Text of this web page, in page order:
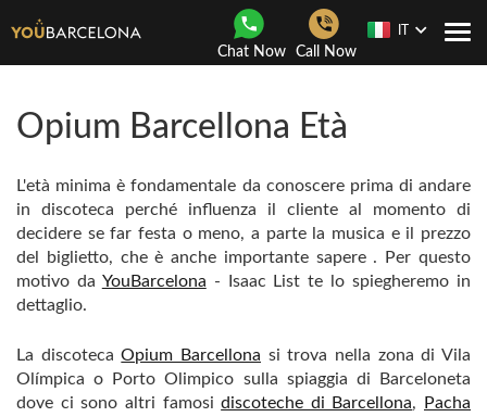
Chat Now Call Now
Opium Barcellona Età
L'età minima è fondamentale da conoscere prima di andare
in discoteca perché influenza il cliente al momento di
decidere se far festa o meno, a parte la musica e il prezzo
del biglietto, che è anche importante sapere . Per questo
motivo da YouBarcelona - Isaac List te lo spiegheremo in
dettaglio.
La discotecaOpium Barcellona si trova nella zona di Vila
Olímpica o Porto Olimpico sulla spiaggia di Barceloneta
dove ci sono altri famosidiscoteche di Barcellona,
Pacha